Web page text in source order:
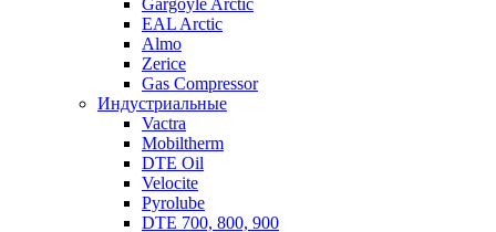
Gargoyle Arctic
EAL Arctic
Almo
Zerice
Gas Compressor
Индустриальные
Vactra
Mobiltherm
DTE Oil
Velocite
Pyrolube
DTE 700, 800, 900